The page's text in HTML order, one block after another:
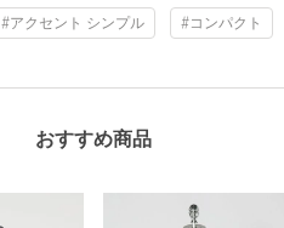
#アクセント シンプル #コンパクト
おすすめ商品